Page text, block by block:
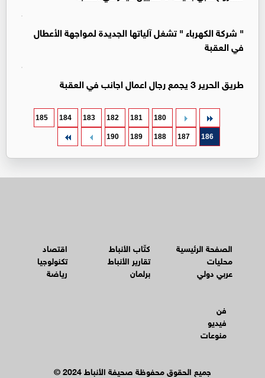
" شركة الكهرباء " تشغل آلياتها الجديدة لمواجهة الأعطال
في العقبة
طريق الحرير 3 يجمع رجال اعمال اجانب في العقبة
180
181
182
183
184
185
186
187
188
189
190
الصفحة الرئيسية
محليات
عربي دولي
كتّاب الأنباط
تقارير الأنباط
برلمان
اقتصاد
تكنولوجيا
رياضة
فن
فيديو
منوعات
© جميع الحقوق محفوظة صحيفة الأنباط 2024